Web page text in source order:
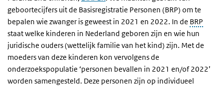
geboortecijfers uit de Basisregistratie Personen (BRP) om te
bepalen wie zwanger is geweest in 2021 en 2022. In de BRP
staat welke kinderen in Nederland geboren zijn en wie hun
juridische ouders (wettelijk familie van het kind) zijn. Met de
moeders van deze kinderen kon vervolgens de
onderzoekspopulatie ‘personen bevallen in 2021 en/of 2022’
worden samengesteld. Deze personen zijn op individueel